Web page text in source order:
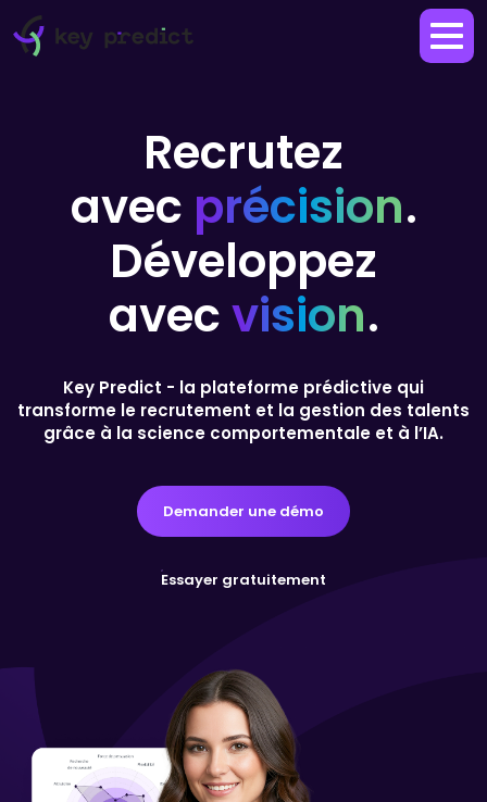
Recrutez
avec précision.
Développez
avecvision.
Key Predict - la plateforme prédictive qui
transforme le recrutement et la gestion des talents
grâce à la science comportementale et à l’IA.
Demander une démo
Essayer gratuitement